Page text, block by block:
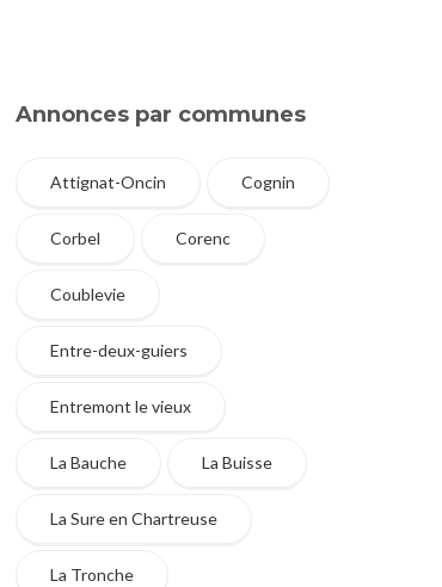
Annonces par communes
Attignat-Oncin Cognin
Corbel Corenc
Coublevie
Entre-deux-guiers
Entremont le vieux
La Bauche La Buisse
La Sure en Chartreuse
La Tronche